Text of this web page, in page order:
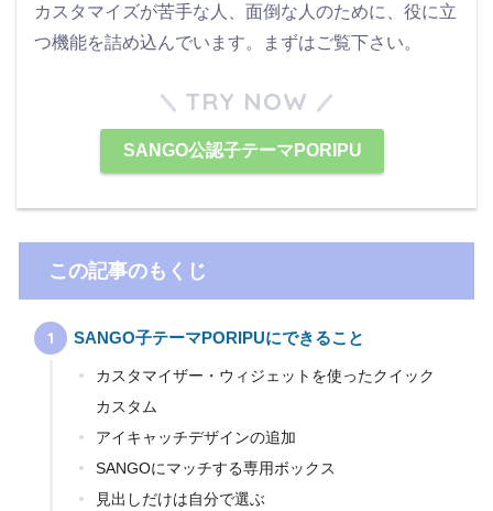
カスタマイズが苦手な人、面倒な人のために、役に立
つ機能を詰め込んでいます。まずはご覧下さい。
TRY NOW
SANGO公認子テーマPORIPU
この記事のもくじ
SANGO子テーマPORIPUにできること
カスタマイザー・ウィジェットを使ったクイック
カスタム
アイキャッチデザインの追加
SANGOにマッチする専用ボックス
見出しだけは自分で選ぶ